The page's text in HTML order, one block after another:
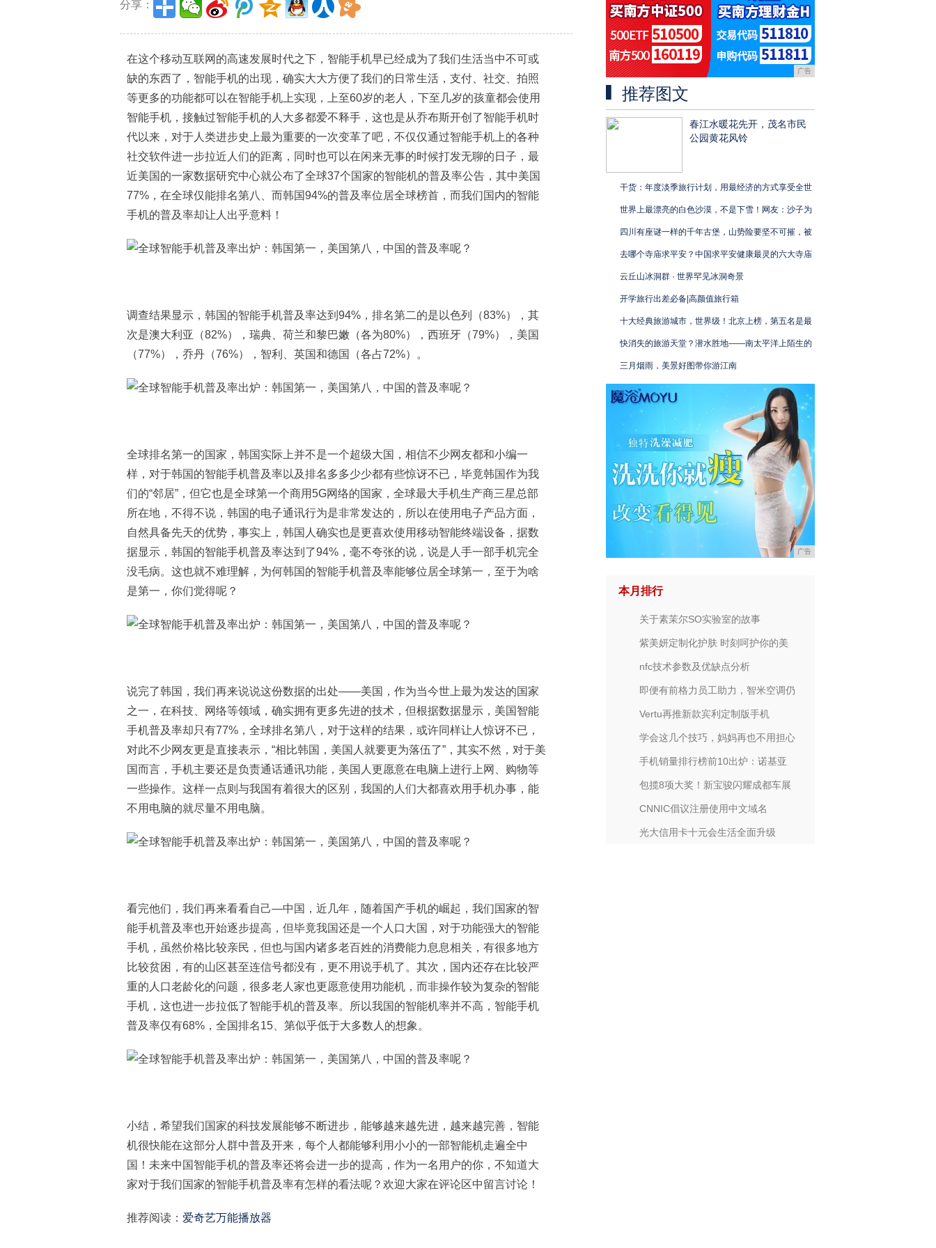
分享：
在这个移动互联网的高速发展时代之下，智能手机早已经成为了我们生活当中不可或
缺的东西了，智能手机的出现，确实大大方便了我们的日常生活，支付、社交、拍照
等更多的功能都可以在智能手机上实现，上至60岁的老人，下至几岁的孩童都会使用
智能手机，接触过智能手机的人大多都爱不释手，这也是从乔布斯开创了智能手机时
代以来，对于人类进步史上最为重要的一次变革了吧，不仅仅通过智能手机上的各种
社交软件进一步拉近人们的距离，同时也可以在闲来无事的时候打发无聊的日子，最
近美国的一家数据研究中心就公布了全球37个国家的智能机的普及率公告，其中美国
77%，在全球仅能排名第八、而韩国94%的普及率位居全球榜首，而我们国内的智能
手机的普及率却让人出乎意料！
调查结果显示，韩国的智能手机普及率达到94%，排名第二的是以色列（83%），其
次是澳大利亚（82%），瑞典、荷兰和黎巴嫩（各为80%），西班牙（79%），美国
（77%），乔丹（76%），智利、英国和德国（各占72%）。
全球排名第一的国家，韩国实际上并不是一个超级大国，相信不少网友都和小编一
样，对于韩国的智能手机普及率以及排名多多少少都有些惊讶不已，毕竟韩国作为我
们的“邻居”，但它也是全球第一个商用5G网络的国家，全球最大手机生产商三星总部
所在地，不得不说，韩国的电子通讯行为是非常发达的，所以在使用电子产品方面，
自然具备先天的优势，事实上，韩国人确实也是更喜欢使用移动智能终端设备，据数
据显示，韩国的智能手机普及率达到了94%，毫不夸张的说，说是人手一部手机完全
没毛病。这也就不难理解，为何韩国的智能手机普及率能够位居全球第一，至于为啥
是第一，你们觉得呢？
说完了韩国，我们再来说说这份数据的出处——美国，作为当今世上最为发达的国家
之一，在科技、网络等领域，确实拥有更多先进的技术，但根据数据显示，美国智能
手机普及率却只有77%，全球排名第八，对于这样的结果，或许同样让人惊讶不已，
对此不少网友更是直接表示，“相比韩国，美国人就要更为落伍了”，其实不然，对于美
国而言，手机主要还是负责通话通讯功能，美国人更愿意在电脑上进行上网、购物等
一些操作。这样一点则与我国有着很大的区别，我国的人们大都喜欢用手机办事，能
不用电脑的就尽量不用电脑。
看完他们，我们再来看看自己—中国，近几年，随着国产手机的崛起，我们国家的智
能手机普及率也开始逐步提高，但毕竟我国还是一个人口大国，对于功能强大的智能
手机，虽然价格比较亲民，但也与国内诸多老百姓的消费能力息息相关，有很多地方
比较贫困，有的山区甚至连信号都没有，更不用说手机了。其次，国内还存在比较严
重的人口老龄化的问题，很多老人家也更愿意使用功能机，而非操作较为复杂的智能
手机，这也进一步拉低了智能手机的普及率。所以我国的智能机率并不高，智能手机
普及率仅有68%，全国排名15、第似乎低于大多数人的想象。
小结，希望我们国家的科技发展能够不断进步，能够越来越先进，越来越完善，智能
机很快能在这部分人群中普及开来，每个人都能够利用小小的一部智能机走遍全中
国！未来中国智能手机的普及率还将会进一步的提高，作为一名用户的你，不知道大
家对于我们国家的智能手机普及率有怎样的看法呢？欢迎大家在评论区中留言讨论！
推荐阅读： 爱奇艺万能播放器
广告
推荐图文
春江水暖花先开，茂名市民
公园黄花风铃
干货：年度淡季旅行计划，用最经济的方式享受全世
世界上最漂亮的白色沙漠，不是下雪！网友：沙子为
四川有座谜一样的千年古堡，山势险要坚不可摧，被
去哪个寺庙求平安？中国求平安健康最灵的六大寺庙
云丘山冰洞群 · 世界罕见冰洞奇景
开学旅行出差必备|高颜值旅行箱
十大经典旅游城市，世界级！北京上榜，第五名是最
快消失的旅游天堂？潜水胜地——南太平洋上陌生的
三月烟雨，美景好图带你游江南
广告
本月排行
关于素茉尔SO实验室的故事
紫美妍定制化护肤 时刻呵护你的美
nfc技术参数及优缺点分析
即便有前格力员工助力，智米空调仍
Vertu再推新款宾利定制版手机
学会这几个技巧，妈妈再也不用担心
手机销量排行榜前10出炉：诺基亚
包揽8项大奖！新宝骏闪耀成都车展
CNNIC倡议注册使用中文域名
光大信用卡十元会生活全面升级